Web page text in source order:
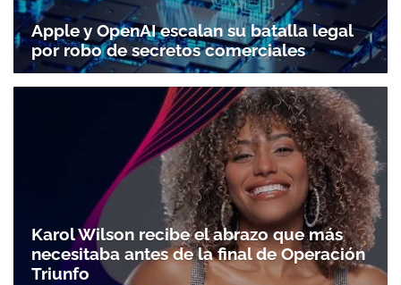
Apple y OpenAI escalan su batalla legal
por robo de secretos comerciales
Karol Wilson recibe el abrazo que más
necesitaba antes de la final de Operación
Triunfo